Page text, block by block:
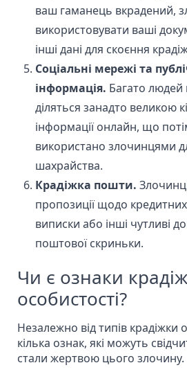
ваш гаманець вкрадений,
використовувати ваші
інші дані для скоєння
Соціальні мережі та
інформація. Багато
діляться занадто великою
інформаціїонлайн, що
використано злочинцями
шахрайства.
Крадіжка пошти.
пропозиції щодо кредитних
виписки або інші чутливі
поштової скриньки.
Чи є ознаки
особистості?
Незалежно від типів крадіжки
кілька ознак, які можуть
стали жертвою цього злочину.